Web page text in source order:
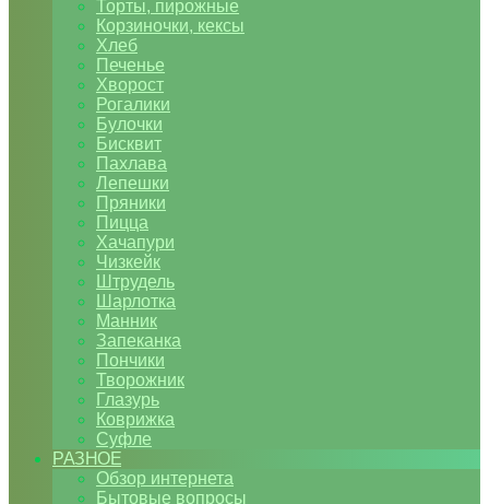
Торты, пирожные
Корзиночки, кексы
Хлеб
Печенье
Хворост
Рогалики
Булочки
Бисквит
Пахлава
Лепешки
Пряники
Пицца
Хачапури
Чизкейк
Штрудель
Шарлотка
Манник
Запеканка
Пончики
Творожник
Глазурь
Коврижка
Суфле
РАЗНОЕ
Обзор интернета
Бытовые вопросы